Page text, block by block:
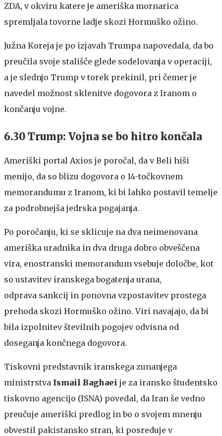
ZDA, v okviru katere je ameriška mornarica
spremljala tovorne ladje skozi Hormuško ožino.
Južna Koreja je po izjavah Trumpa napovedala, da bo
preučila svoje stališče glede sodelovanja v operaciji,
a je slednjo Trump v torek prekinil, pri čemer je
navedel možnost sklenitve dogovora z Iranom o
končanju vojne.
6.30 Trump: Vojna se bo hitro končala
Ameriški portal Axios je poročal, da v Beli hiši
menijo, da so blizu dogovora o 14-točkovnem
memorandumu z Iranom, ki bi lahko postavil temelje
za podrobnejša jedrska pogajanja.
Po poročanju, ki se sklicuje na dva neimenovana
ameriška uradnika in dva druga dobro obveščena
vira, enostranski memorandum vsebuje določbe, kot
so ustavitev iranskega bogatenja urana,
odprava sankcij in ponovna vzpostavitev prostega
prehoda skozi Hormuško ožino. Viri navajajo, da bi
bila izpolnitev številnih pogojev odvisna od
doseganja končnega dogovora.
Tiskovni predstavnik iranskega zunanjega
ministrstva Ismail Baghaei je za iransko študentsko
tiskovno agencijo (ISNA) povedal, da Iran še vedno
preučuje ameriški predlog in bo o svojem mnenju
obvestil pakistansko stran, ki posreduje v